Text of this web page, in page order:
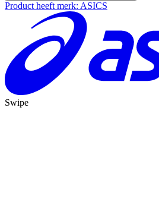
Product heeft merk: ASICS
Swipe